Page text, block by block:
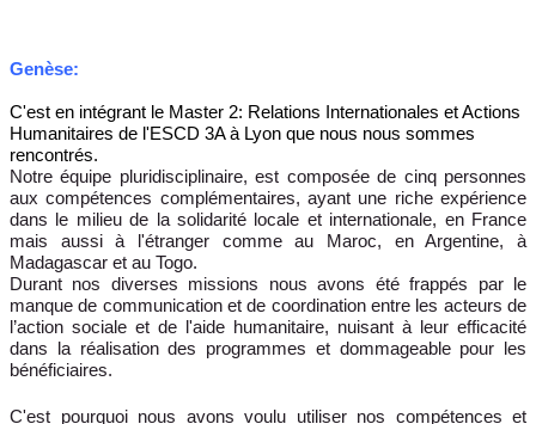
Genèse:
C'est en intégrant le Master 2: Relations Internationales et Actions
Humanitaires de l'ESCD 3A à Lyon que nous nous sommes
rencontrés.
Notre équipe pluridisciplinaire, est composée de cinq personnes
aux compétences complémentaires, ayant une riche expérience
dans le milieu de la solidarité locale et internationale, en France
mais aussi à l'étranger comme au Maroc, en Argentine, à
Madagascar et au Togo.
Durant nos diverses missions nous avons été frappés par le
manque de communication et de coordination entre les acteurs de
l’action sociale et de l'aide humanitaire, nuisant à leur efficacité
dans la réalisation des programmes et dommageable pour les
bénéficiaires.
C'est pourquoi nous avons voulu utiliser nos compétences et